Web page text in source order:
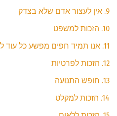
9. אין לעצור אדם שלא בצדק
10. הזכות למשפט
11. אנו תמיד חפים מפשע כל עוד לא הוכחה אשמתנו
12. הזכות לפרטיות
13. חופש התנועה
14. הזכות למקלט